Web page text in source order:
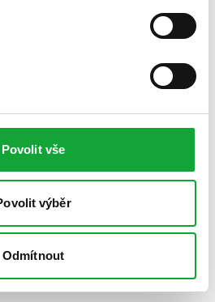
Povolit vše
výběr
Odmítnout